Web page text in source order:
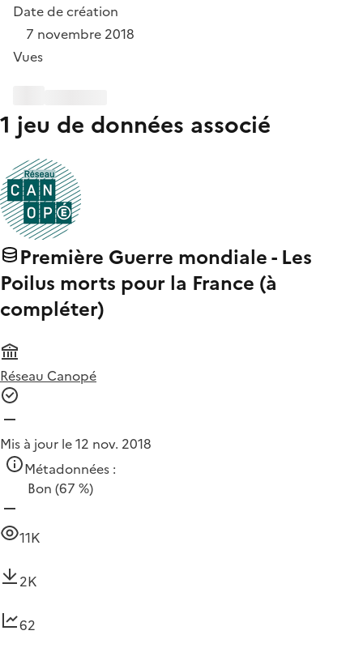
Date de création
7 novembre 2018
Vues
1 jeu de données associé
Première Guerre mondiale - Les
Poilus morts pour la France (à
compléter)
Réseau Canopé
Mis à jour le 12 nov. 2018
Métadonnées :
Bon (67 %)
11K
2K
62